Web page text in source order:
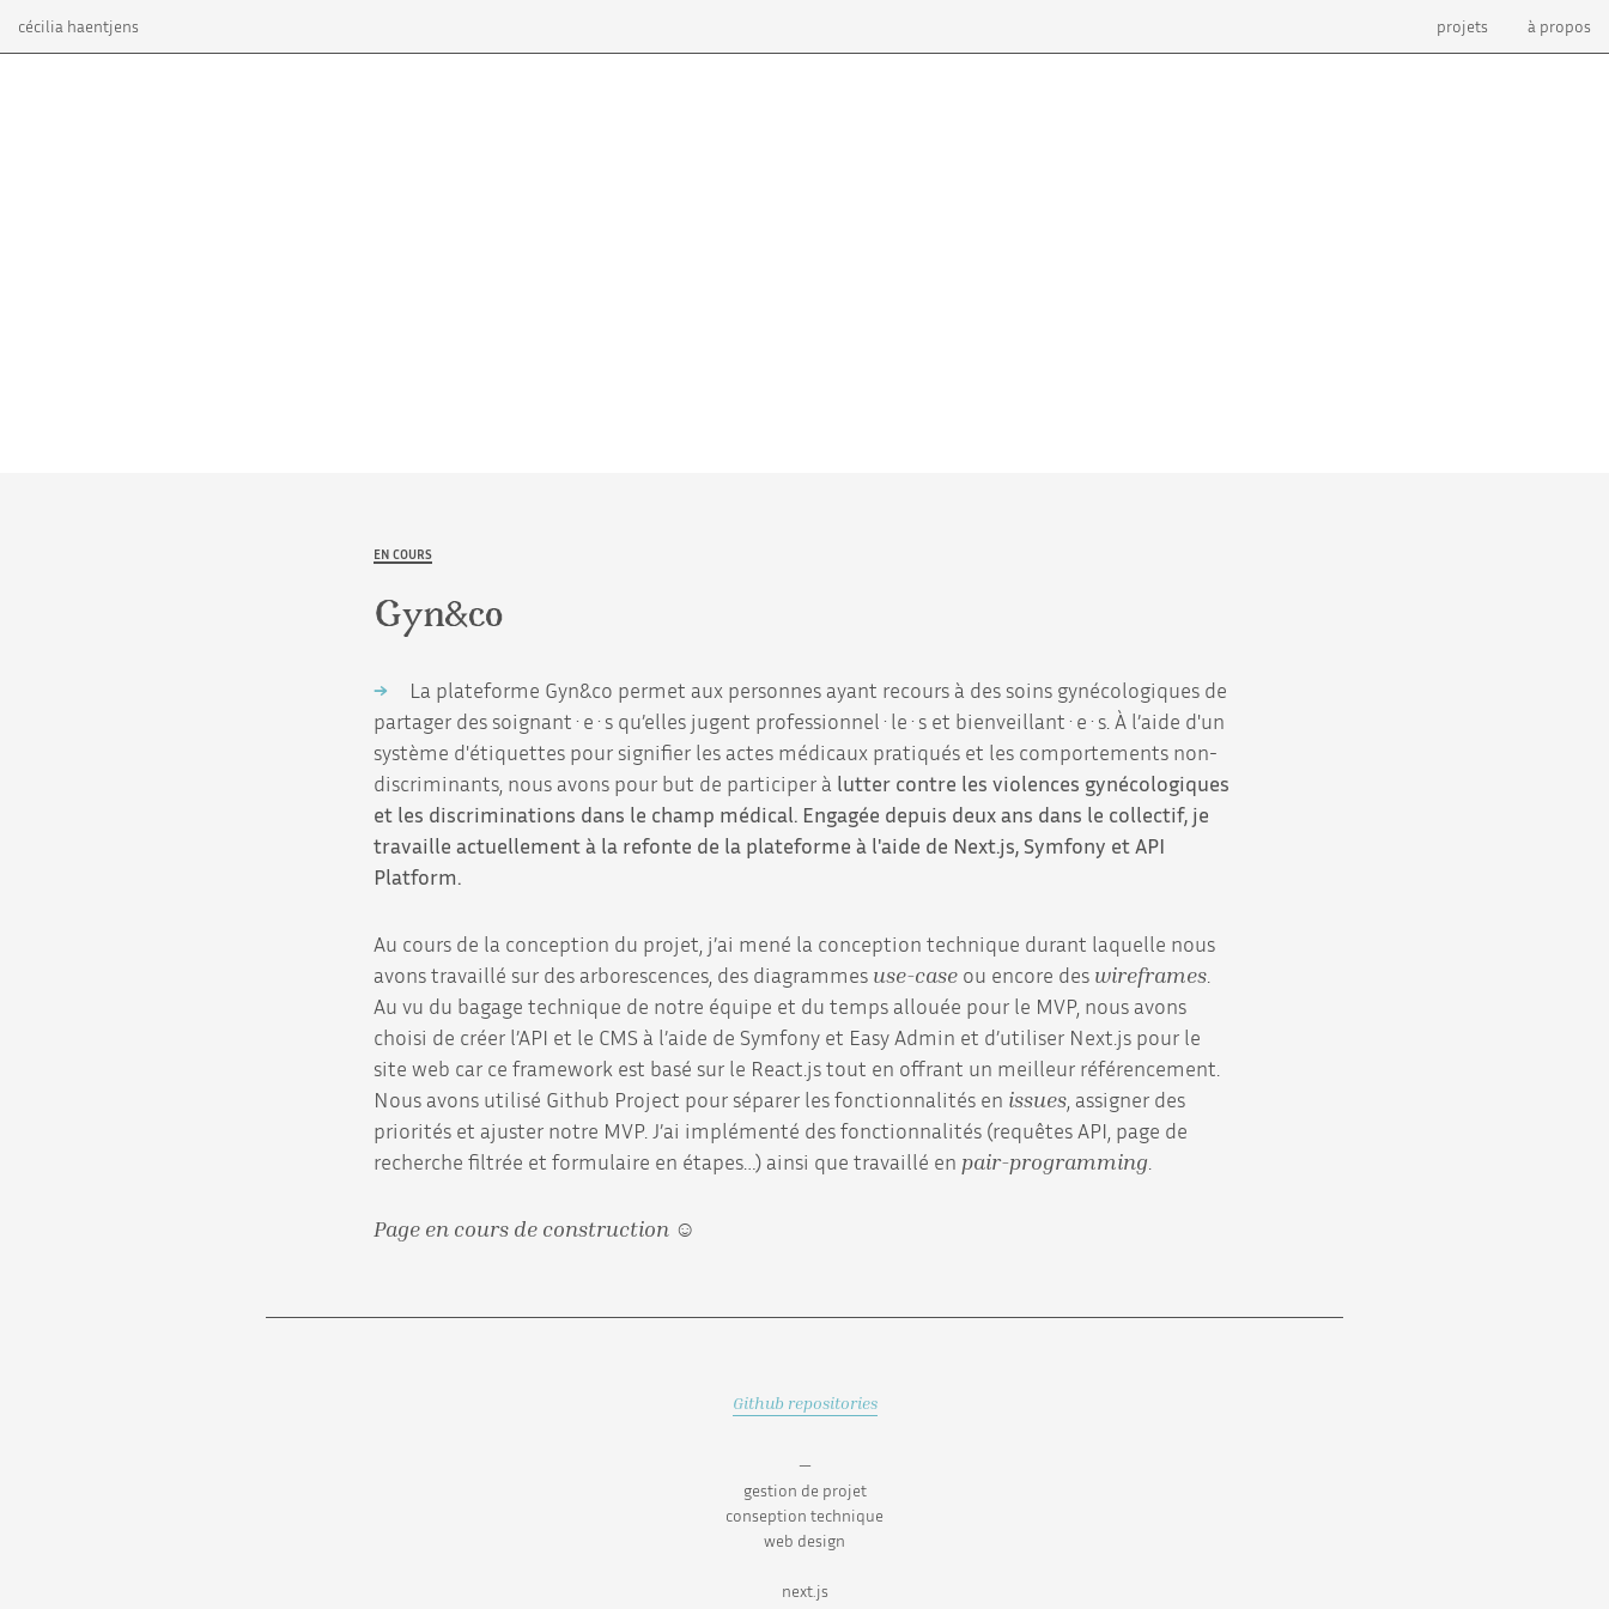
cécilia haentjens projets à propos
Github repositories
—
gestion de projet
conseption technique
web design
next.js
EN COURS
Gyn&co
La plateforme Gyn&co permet aux personnes ayant recours à des soins gynécologiques de
partager des soignant·e·s qu’elles jugent professionnel·le·s et bienveillant·e·s. À l’aide d'un
système d'étiquettes pour signifier les actes médicaux pratiqués et les comportements non-
discriminants, nous avons pour but de participer à lutter contre les violences gynécologiques
et les discriminations dans le champ médical. Engagée depuis deux ans dans le collectif, je
travaille actuellement à la refonte de la plateforme à l'aide de Next.js, Symfony et API
Platform.
Au cours de la conception du projet, j’ai mené la conception technique durant laquelle nous
avons travaillé sur des arborescences, des diagrammes use-case ou encore des wireframes
Au vu du bagage technique de notre équipe et du temps allouée pour le MVP, nous avons
choisi de créer l’API et le CMS à l’aide de Symfony et Easy Admin et d’utiliser Next.js pour le
site web car ce framework est basé sur le React.js tout en offrant un meilleur référencement.
Nous avons utilisé Github Project pour séparer les fonctionnalités en issues , assigner des
priorités et ajuster notre MVP. J’ai implémenté des fonctionnalités (requêtes API, page de
recherche filtrée et formulaire en étapes…) ainsi que travaillé en pair-programming
Page en cours de construction ☺